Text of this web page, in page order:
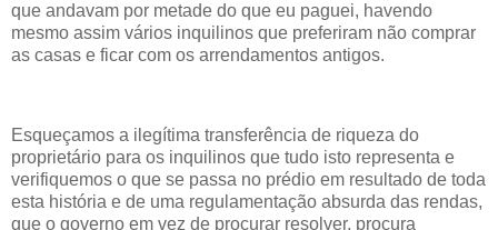
que andavam por metade do que eu paguei, havendo
mesmo assim vários inquilinos que preferiram não comprar
as casas e ficar com os arrendamentos antigos.
Esqueçamos a ilegítima transferência de riqueza do
proprietário para os inquilinos que tudo isto representa e
verifiquemos o que se passa no prédio em resultado de toda
esta história e de uma regulamentação absurda das rendas,
que o governo em vez de procurar resolver, procura